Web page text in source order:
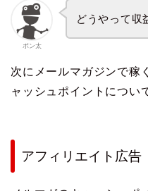
ポン太
どうやって収
次にメールマガジンで稼
ャッシュポイントについ
アフィリエイト広告